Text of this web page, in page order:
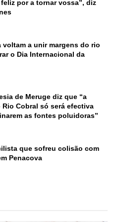
por a tornar vossa”, diz
voltam a unir margens do rio
o Dia Internacional da
de Meruge diz que “a
Cobral só será efectiva
as fontes poluidoras”
que sofreu colisão com
Penacova